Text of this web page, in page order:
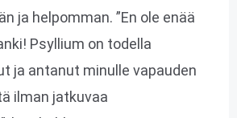
ja helpomman. ”En ole enää
Psyllium on todella
ja antanut minulle vapauden
ilman jatkuvaa